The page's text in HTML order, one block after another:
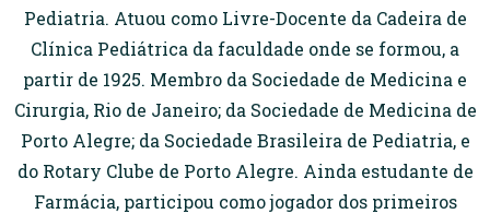
Pediatria. Atuou como Livre-Docente da Cadeira de
Clínica Pediátrica da faculdade onde se formou, a
partir de 1925. Membro da Sociedade de Medicina e
Cirurgia, Rio de Janeiro; da Sociedade de Medicina de
Porto Alegre; da Sociedade Brasileira de Pediatria, e
do Rotary Clube de Porto Alegre. Ainda estudante de
Farmácia, participou como jogador dos primeiros